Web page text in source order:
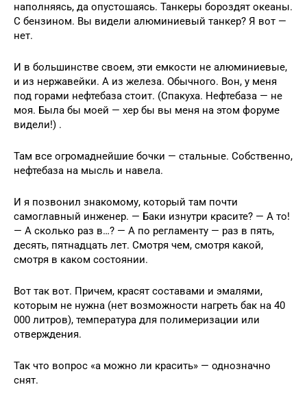
наполняясь, да опустошаясь. Танкеры бороздят океаны.
С бензином. Вы видели алюминиевый танкер? Я вот —
нет.
И в большинстве своем, эти емкости не алюминиевые,
и из нержавейки. А из железа. Обычного. Вон, у меня
под горами нефтебаза стоит. (Спакуха. Нефтебаза — не
моя. Была бы моей — хер бы вы меня на этом форуме
видели!) .
Там все огромаднейшие бочки — стальные. Собственно,
нефтебаза на мысль и навела.
И я позвонил знакомому, который там почти
самоглавный инженер. — Баки изнутри красите? — А то!
— А сколько раз в…? — А по регламенту — раз в пять,
десять, пятнадцать лет. Смотря чем, смотря какой,
смотря в каком состоянии.
Вот так вот. Причем, красят составами и эмалями,
которым не нужна (нет возможности нагреть бак на 40
000 литров), температура для полимеризации или
отверждения.
Так что вопрос «а можно ли красить» — однозначно
снят.